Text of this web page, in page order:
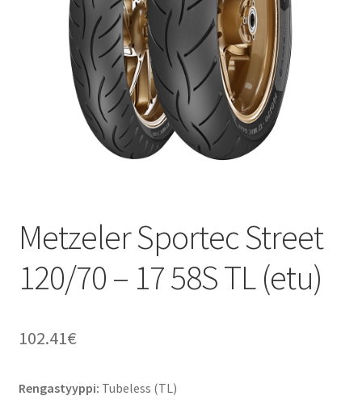
Metzeler Sportec Street
120/70 – 17 58S TL (etu)
102.41€
Rengastyyppi: Tubeless (TL)